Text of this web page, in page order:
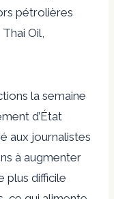
pétrolières
Oil,
la semaine
d’État
aux journalistes
à augmenter
plus difficile